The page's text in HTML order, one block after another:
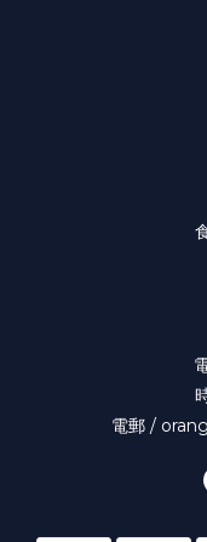
電郵 /